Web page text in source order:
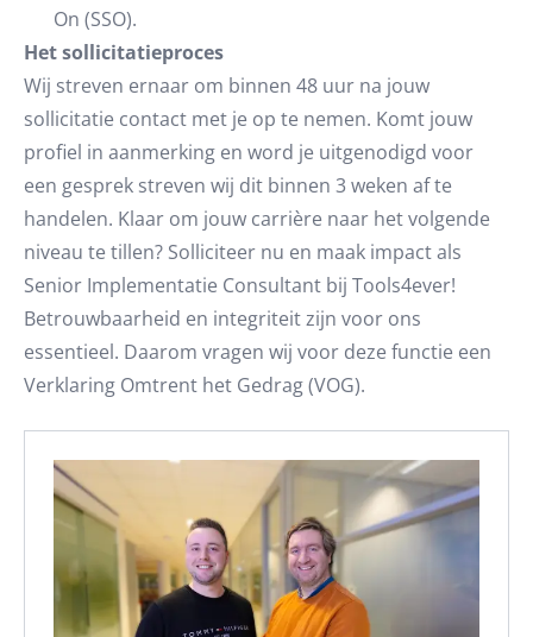
On (SSO).
Het sollicitatieproces
Wij streven ernaar om binnen 48 uur na jouw
sollicitatie contact met je op te nemen. Komt jouw
profiel in aanmerking en word je uitgenodigd voor
een gesprek streven wij dit binnen 3 weken af te
handelen. Klaar om jouw carrière naar het volgende
niveau te tillen? Solliciteer nu en maak impact als
Senior Implementatie Consultant bij Tools4ever!
Betrouwbaarheid en integriteit zijn voor ons
essentieel. Daarom vragen wij voor deze functie een
Verklaring Omtrent het Gedrag (VOG).